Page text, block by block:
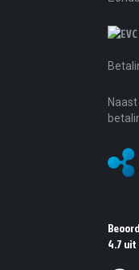
Naast PIN en contant accepteren wij ook
4.7 uit